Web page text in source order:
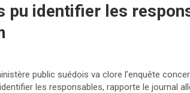
pu identifier les
public suédois va clore l’enquête
les responsables, rapporte le journal